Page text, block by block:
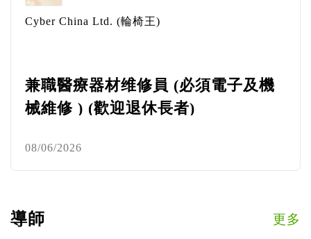
Cyber China Ltd. (輪椅王)
兼職醫療器材维修員 (必須電子及機
械維修 ) (歡迎退休長者)
08/06/2026
導師 更多